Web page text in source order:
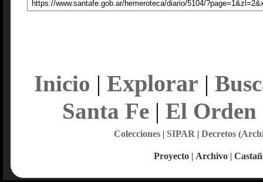
Inicio | Explorar |
Santa Fe| El Orden
Colecciones| SIPAR | Decretos
Proyecto | Archivo |